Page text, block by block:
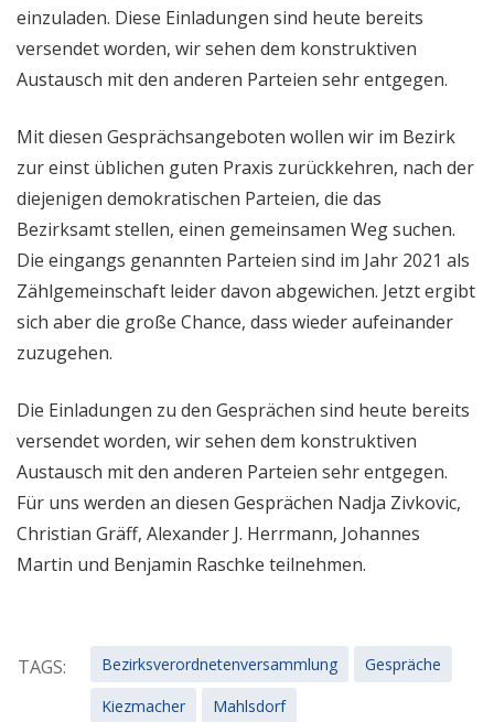
einzuladen. Diese Einladungen sind heute bereits
versendet worden, wir sehen dem konstruktiven
Austausch mit den anderen Parteien sehr entgegen.
Mit diesen Gesprächsangeboten wollen wir im Bezirk
zur einst üblichen guten Praxis zurückkehren, nach der
diejenigen demokratischen Parteien, die das
Bezirksamt stellen, einen gemeinsamen Weg suchen.
Die eingangs genannten Parteien sind im Jahr 2021 als
Zählgemeinschaft leider davon abgewichen. Jetzt ergibt
sich aber die große Chance, dass wieder aufeinander
zuzugehen.
Die Einladungen zu den Gesprächen sind heute bereits
versendet worden, wir sehen dem konstruktiven
Austausch mit den anderen Parteien sehr entgegen.
Für uns werden an diesen Gesprächen Nadja Zivkovic,
Christian Gräff, Alexander J. Herrmann, Johannes
Martin und Benjamin Raschke teilnehmen.
TAGS: Bezirksverordnetenversammlung
Gespräche
Kiezmacher
Mahlsdorf